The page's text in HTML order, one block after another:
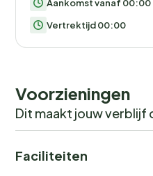
Aankomst vanaf
Vertrektijd 00:00
Voorzieningen
Dit maakt jouw verblijf
Faciliteiten